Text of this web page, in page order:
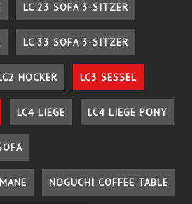
LC 23 SOFA 3-SITZER
LC 33 SOFA 3-SITZER
HOCKER LC3 SESSEL
LC4 LIEGE LC4 LIEGE PONY
NOGUCHI COFFEE TABLE